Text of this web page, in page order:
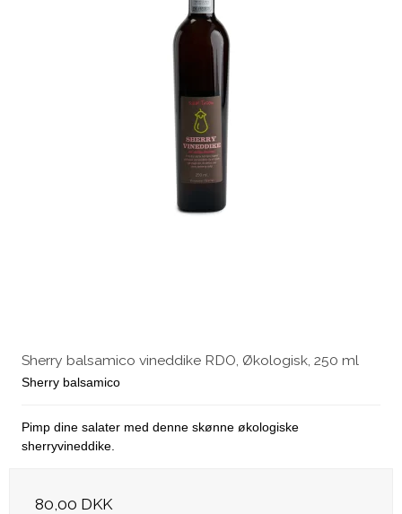
Sherry balsamico vineddike RDO, Økologisk, 250 ml
Sherry balsamico
Pimp dine salater med denne skønne økologiske
sherryvineddike.
80,00 DKK